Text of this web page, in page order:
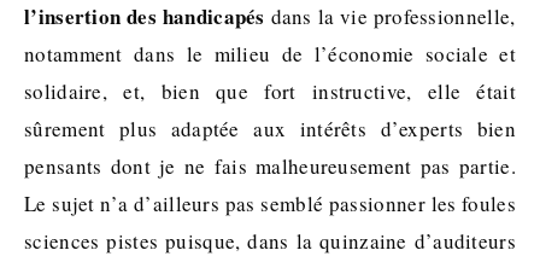
l’insertion des handicapés dans la vie professionnelle,
notamment dans le milieu de l’économie sociale et
solidaire, et, bien que fort instructive, elle était
sûrement plus adaptée aux intérêts d’experts bien
pensants dont je ne fais malheureusement pas partie.
Le sujet n’a d’ailleurs pas semblé passionner les foules
sciences pistes puisque, dans la quinzaine d’auditeurs